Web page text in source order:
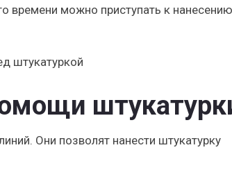
времени можно приступать к нанесению
штукатуркой
Они позволят нанести штукатурку